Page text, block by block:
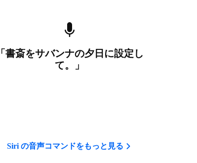
「書斎をサバンナの夕日に設定し
て。」
Siri の音声コマンドをもっと見る